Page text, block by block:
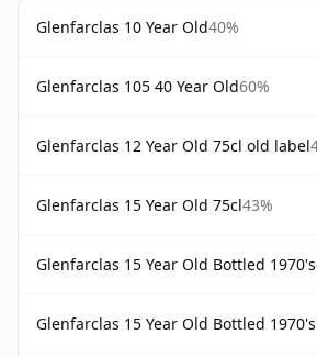
Glenfarclas 10 Year Old40%
Glenfarclas 105 40 Year Old60%
Glenfarclas 12 Year Old 75cl old label
Glenfarclas 15 Year Old 75cl43%
Glenfarclas 15 Year Old Bottled 1970's
Glenfarclas 15 Year Old Bottled